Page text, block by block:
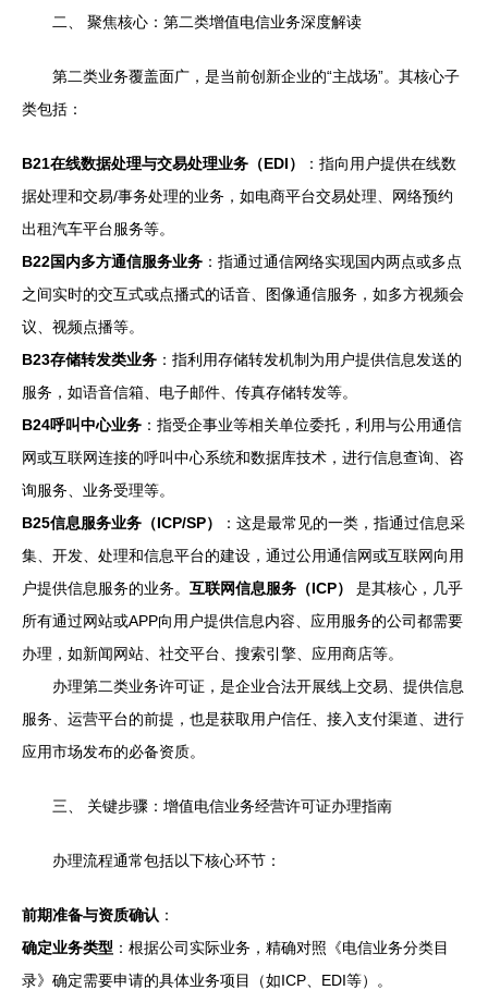
二、 聚焦核心：第二类增值电信业务深度解读
第二类业务覆盖面广，是当前创新企业的“主战场”。其核心子
类包括：
B21在线数据处理与交易处理业务（EDI）
：指向用户提供在线数
据处理和交易/事务处理的业务，如电商平台交易处理、网络预约
出租汽车平台服务等。
B22国内多方通信服务业务 ：指通过通信网络实现国内两点或多点
之间实时的交互式或点播式的话音、图像通信服务，如多方视频会
议、视频点播等。
B23存储转发类业务 ：指利用存储转发机制为用户提供信息发送的
服务，如语音信箱、电子邮件、传真存储转发等。
B24呼叫中心业务 ：指受企事业等相关单位委托，利用与公用通信
网或互联网连接的呼叫中心系统和数据库技术，进行信息查询、咨
询服务、业务受理等。
B25信息服务业务（ICP/SP）
：这是最常见的一类，指通过信息采
集、开发、处理和信息平台的建设，通过公用通信网或互联网向用
户提供信息服务的业务。 互联网信息服务（ICP）
是其核心，几乎
所有通过网站或APP向用户提供信息内容、应用服务的公司都需要
办理，如新闻网站、社交平台、搜索引擎、应用商店等。
办理第二类业务许可证，是企业合法开展线上交易、提供信息
服务、运营平台的前提，也是获取用户信任、接入支付渠道、进行
应用市场发布的必备资质。
三、 关键步骤：增值电信业务经营许可证办理指南
办理流程通常包括以下核心环节：
前期准备与资质确认 ：
确定业务类型 ：根据公司实际业务，精确对照《电信业务分类目
录》确定需要申请的具体业务项目（如ICP、EDI等）。